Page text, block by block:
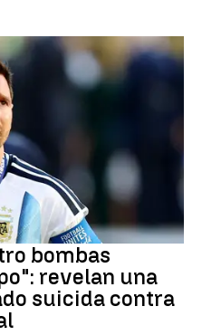
bombas
revelan una
suicida contra